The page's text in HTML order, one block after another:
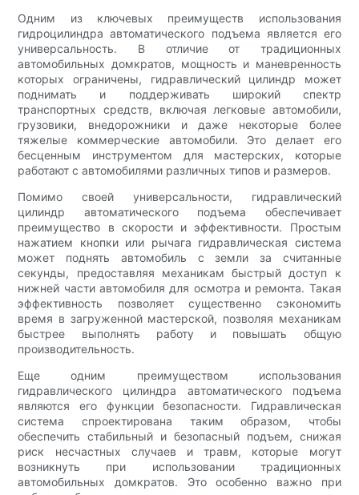
Одним из ключевых преимуществ использования
гидроцилиндра автоматического подъема является его
универсальность. В отличие от традиционных
автомобильных домкратов, мощность и маневренность
которых ограничены, гидравлический цилиндр может
поднимать и поддерживать широкий спектр
транспортных средств, включая легковые автомобили,
грузовики, внедорожники и даже некоторые более
тяжелые коммерческие автомобили. Это делает его
бесценным инструментом для мастерских, которые
работают с автомобилями различных типов и размеров.
Помимо своей универсальности, гидравлический
цилиндр автоматического подъема обеспечивает
преимущество в скорости и эффективности. Простым
нажатием кнопки или рычага гидравлическая система
может поднять автомобиль с земли за считанные
секунды, предоставляя механикам быстрый доступ к
нижней части автомобиля для осмотра и ремонта. Такая
эффективность позволяет существенно сэкономить
время в загруженной мастерской, позволяя механикам
быстрее выполнять работу и повышать общую
производительность.
Еще одним преимуществом использования
гидравлического цилиндра автоматического подъема
являются его функции безопасности. Гидравлическая
система спроектирована таким образом, чтобы
обеспечить стабильный и безопасный подъем, снижая
риск несчастных случаев и травм, которые могут
возникнуть при использовании традиционных
автомобильных домкратов. Это особенно важно при